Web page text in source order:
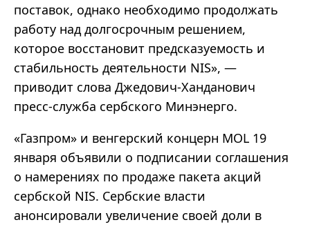
поставок, однако необходимо продолжать
работу над долгосрочным решением,
которое восстановит предсказуемость и
стабильность деятельности NIS», —
приводит слова Джедович-Ханданович
пресс-служба сербского Минэнерго.
«Газпром» и венгерский концерн MOL 19
января объявили о подписании соглашения
о намерениях по продаже пакета акций
сербской NIS. Сербские власти
анонсировали увеличение своей доли в